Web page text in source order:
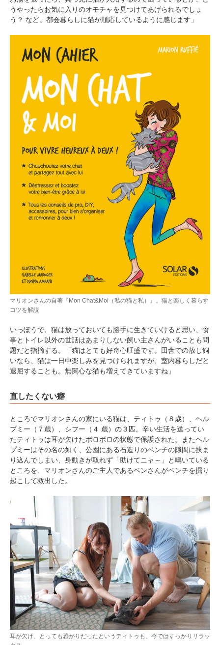
うやったらお気に入りのオモチャを見つけてあげられるでしょ
う？ など。都会暮らしに猫が順応しているように感じます」
マリオンさんの自著『Mon Chat&Moi（私の猫と私）』。猫と楽しく暮らす
コツを解説
いっぽうで、猫は放っておいても勝手に生きていけると思い、食
事とトイレ以外の世話はあまりしない飼い主さんがいることも問
題だと指摘する。「猫はとても好奇心旺盛です。田舎での放し飼
いなら、猫は一日中楽しみを見つけられますが、室内暮らしだと
退屈することも。無関心な猫も増えてきていますね」
直したくない癖
ところでマリオンさんの家にいる猫は、ティトゥ（８歳）、ヘル
プミー（７歳）、シフー（４ 歳）の３匹。辛い生活を送ってい
たティトゥは耳が欠けたボロボロの状態で保護された。またヘル
プミーはその名の如く、公園にある石造りのベンチの隙間に挟ま
り込んでしまい、身動きが取れず「助けてニャ～」と鳴いている
ところを、マリオンさんのご主人であるベンさんがベンチを掘り
起こして救出した。
耳が欠け、とっても恐がりだったというティトゥも、今ではすっかりリラッ
pecodogs
pecocats
ねこ部をフォロー
PECOアプリをダウンロード済みの方
アプリで開く
アプリをダウンロードする